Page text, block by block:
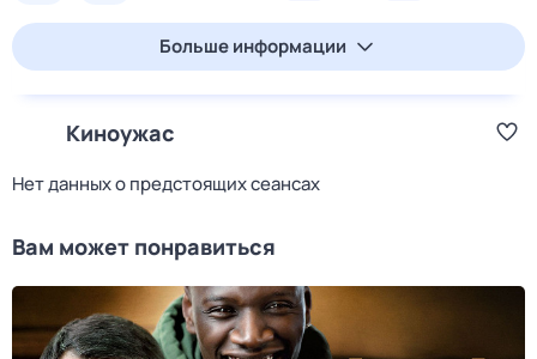
Больше информации
Киноужас
Нет данных о предстоящих сеансах
Вам может понравиться